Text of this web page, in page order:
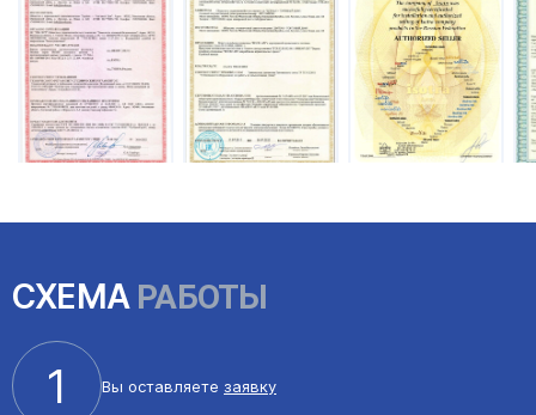
СХЕМАРАБОТЫ
1 Вы оставляете заявку